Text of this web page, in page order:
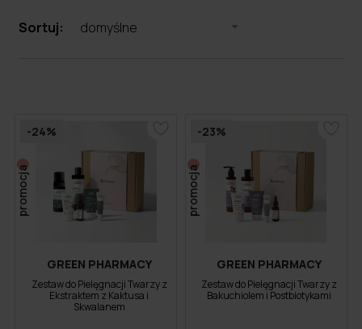
Sortuj: domyślne
-24%
promocja
GREEN PHARMACY
Zestaw do Pielęgnacji Twarzy z
Ekstraktem z Kaktusa i
Skwalanem
-23%
promocja
GREEN PHARMACY
Zestaw do Pielęgnacji Twarzy z
Bakuchiolem i Postbiotykami